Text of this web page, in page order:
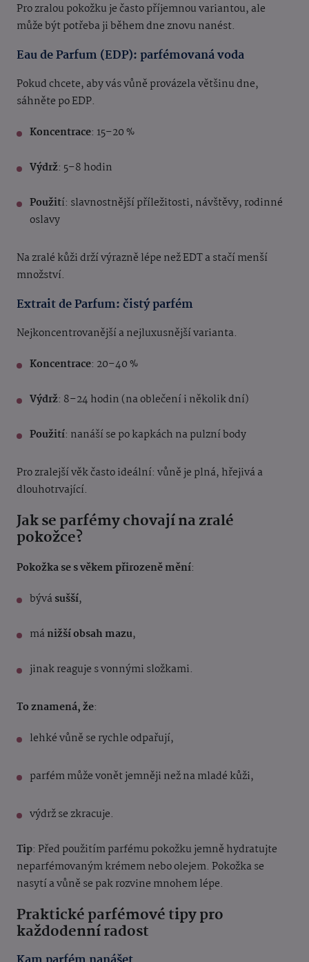
Pro zralou pokožku je často příjemnou variantou, ale
může být potřeba ji během dne znovu nanést.
Eau de Parfum (EDP): parfémovaná voda
Pokud chcete, aby vás vůně provázela většinu dne,
sáhněte po EDP.
Koncentrace: 15–20 %
Výdrž: 5–8 hodin
Použití: slavnostnější příležitosti, návštěvy, rodinné
oslavy
Na zralé kůži drží výrazně lépe než EDT a stačí menší
množství.
Extrait de Parfum: čistý parfém
Nejkoncentrovanější a nejluxusnější varianta.
Koncentrace: 20–40 %
Výdrž: 8–24 hodin (na oblečení i několik dní)
Použití: nanáší se po kapkách na pulzní body
Pro zralejší věk často ideální: vůně je plná, hřejivá a
dlouhotrvající.
Jak se parfémy chovají na zralé
pokožce?
Pokožka se s věkem přirozeně mění:
bývásušší,
mánižší obsah mazu,
jinak reaguje s vonnými složkami.
To znamená, že:
lehké vůně se rychle odpařují,
parfém může vonět jemněji než na mladé kůži,
výdrž se zkracuje.
Tip: Před použitím parfému pokožku jemně hydratujte
neparfémovaným krémem nebo olejem. Pokožka se
nasytí a vůně se pak rozvine mnohem lépe.
Praktické parfémové tipy pro
každodenní radost